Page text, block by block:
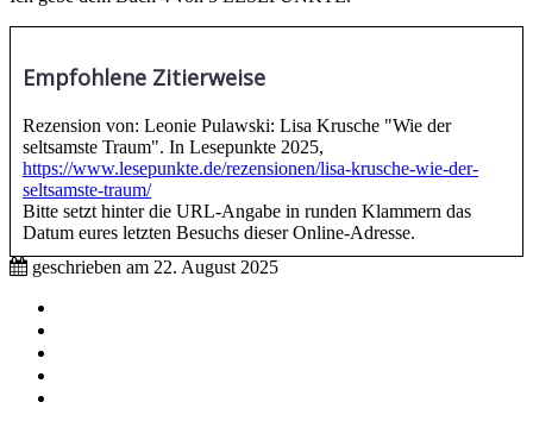
Empfohlene Zitierweise
Rezension von: Leonie Pulawski: Lisa Krusche "Wie der
seltsamste Traum". In Lesepunkte 2025,
https://www.lesepunkte.de/rezensionen/lisa-krusche-wie-der-
seltsamste-traum/
Bitte setzt hinter die URL-Angabe in runden Klammern das
Datum eures letzten Besuchs dieser Online-Adresse.
geschrieben am 22. August 2025